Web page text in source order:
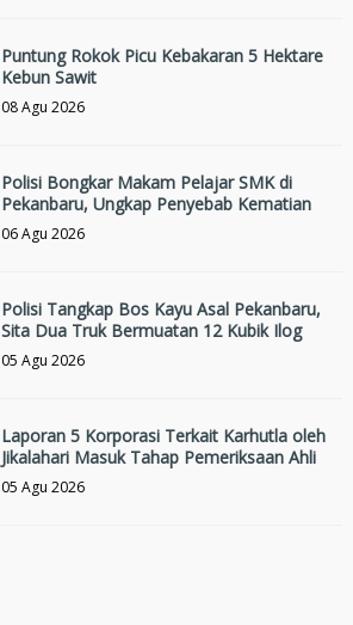
Puntung Rokok Picu Kebakaran 5 Hektare
Kebun Sawit
08 Agu 2026
Polisi Bongkar Makam Pelajar SMK di
Pekanbaru, Ungkap Penyebab Kematian
06 Agu 2026
Polisi Tangkap Bos Kayu Asal Pekanbaru,
Sita Dua Truk Bermuatan 12 Kubik Ilog
05 Agu 2026
Laporan 5 Korporasi Terkait Karhutla oleh
Jikalahari Masuk Tahap Pemeriksaan Ahli
05 Agu 2026